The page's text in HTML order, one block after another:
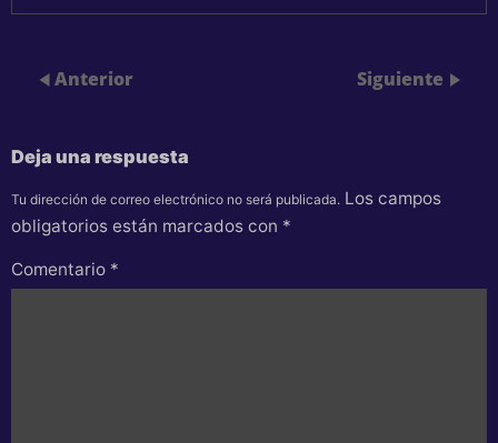
Anterior Siguiente
Deja una respuesta
Tu dirección de correo electrónico no será publicada. Los campos
obligatorios están marcados con *
Comentario *